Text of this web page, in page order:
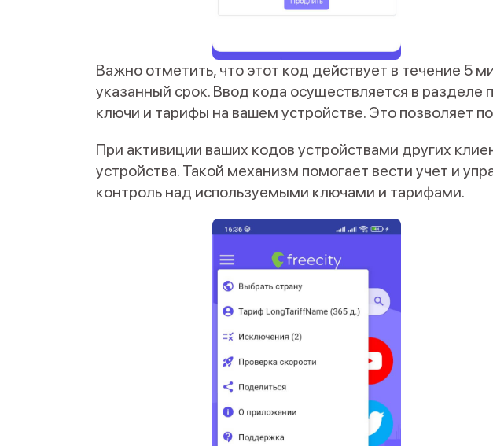
Важно отметить, что этот код действует в течение 5
указанный срок. Ввод кода осуществляется в
ключи и тарифы на вашем устройстве. Это позволяет
При активиции ваших кодов устройствами других
устройства. Такой механизм помогает вести учет и
контроль над используемыми ключами и тарифами.